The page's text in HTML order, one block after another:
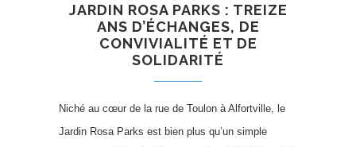
JARDIN ROSA PARKS : TREIZE
ANS D’ÉCHANGES, DE
CONVIVIALITÉ ET DE
SOLIDARITÉ
Niché au cœur de la rue de Toulon à Alfortville, le
Jardin Rosa Parks est bien plus qu’un simple